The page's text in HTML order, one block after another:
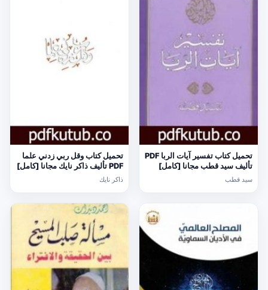
تحميل كتاب تفسير آيات الربا PDF
تأليف سيد قطب مجانا [كامل]
سيد قطب
تحميل كتاب وقل ربي زدني علما
PDF تأليف ذاكر نايك مجانا [كامل]
ذاكر نايك